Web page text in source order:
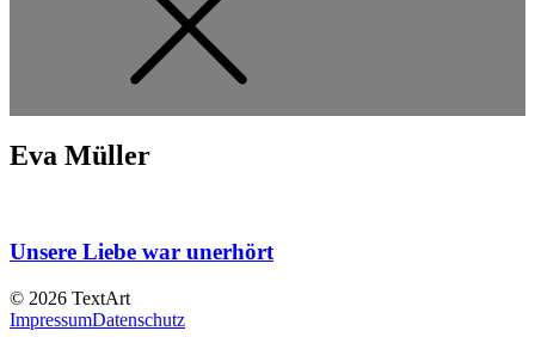
Eva Müller
Unsere Liebe war unerhört
© 2026 TextArt
ImpressumDatenschutz